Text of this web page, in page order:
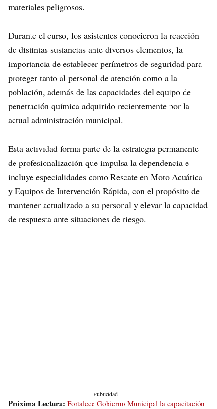
materiales peligrosos.
Durante el curso, los asistentes conocieron la reacción
de distintas sustancias ante diversos elementos, la
importancia de establecer perímetros de seguridad para
proteger tanto al personal de atención como a la
población, además de las capacidades del equipo de
penetración química adquirido recientemente por la
actual administración municipal.
Esta actividad forma parte de la estrategia permanente
de profesionalización que impulsa la dependencia e
incluye especialidades como Rescate en Moto Acuática
y Equipos de Intervención Rápida, con el propósito de
mantener actualizado a su personal y elevar la capacidad
de respuesta ante situaciones de riesgo.
Publicidad
Próxima Lectura: Fortalece Gobierno Municipal la capacitación